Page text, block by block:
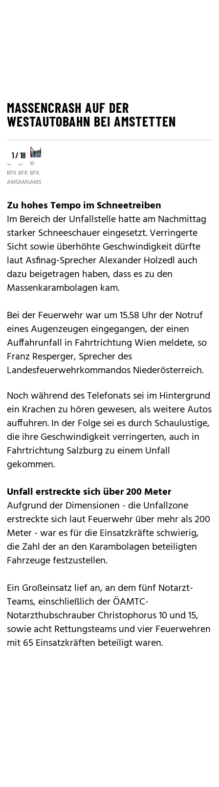
MASSENCRASH AUF DER
WESTAUTOBAHN BEI AMSTETTEN
1 / 18
©
BFK
AMSTETTEN
©
BFK
AMSTETTEN
©
BFK
AMSTETTEN
Zu hohes Tempo im Schneetreiben
Im Bereich der Unfallstelle hatte am Nachmittag
starker Schneeschauer eingesetzt. Verringerte
Sicht sowie überhöhte Geschwindigkeit dürfte
laut Asfinag-Sprecher Alexander Holzedl auch
dazu beigetragen haben, dass es zu den
Massenkarambolagen kam.
Bei der Feuerwehr war um 15.58 Uhr der Notruf
eines Augenzeugen eingegangen, der einen
Auffahrunfall in Fahrtrichtung Wien meldete, so
Franz Resperger, Sprecher des
Landesfeuerwehrkommandos Niederösterreich.
Noch während des Telefonats sei im Hintergrund
ein Krachen zu hören gewesen, als weitere Autos
auffuhren. In der Folge sei es durch Schaulustige,
die ihre Geschwindigkeit verringerten, auch in
Fahrtrichtung Salzburg zu einem Unfall
gekommen.
Unfall erstreckte sich über 200 Meter
Aufgrund der Dimensionen - die Unfallzone
erstreckte sich laut Feuerwehr über mehr als 200
Meter - war es für die Einsatzkräfte schwierig,
die Zahl der an den Karambolagen beteiligten
Fahrzeuge festzustellen.
Ein Großeinsatz lief an, an dem fünf Notarzt-
Teams, einschließlich der ÖAMTC-
Notarzthubschrauber Christophorus 10 und 15,
sowie acht Rettungsteams und vier Feuerwehren
mit 65 Einsatzkräften beteiligt waren.